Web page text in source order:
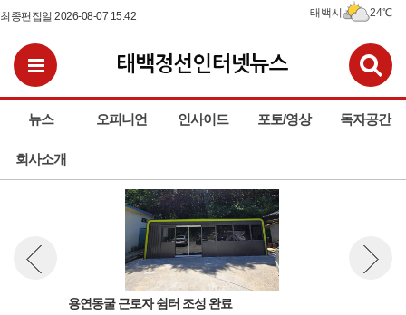
최종편집일 2026-08-07 15:42 태백시 24℃
뉴스 오피니언 인사이드 포토/영상 독자공간
회사소개
전체메뉴보기
용연동굴 근로자 쉼터 조성 완료
뉴스 이전보기